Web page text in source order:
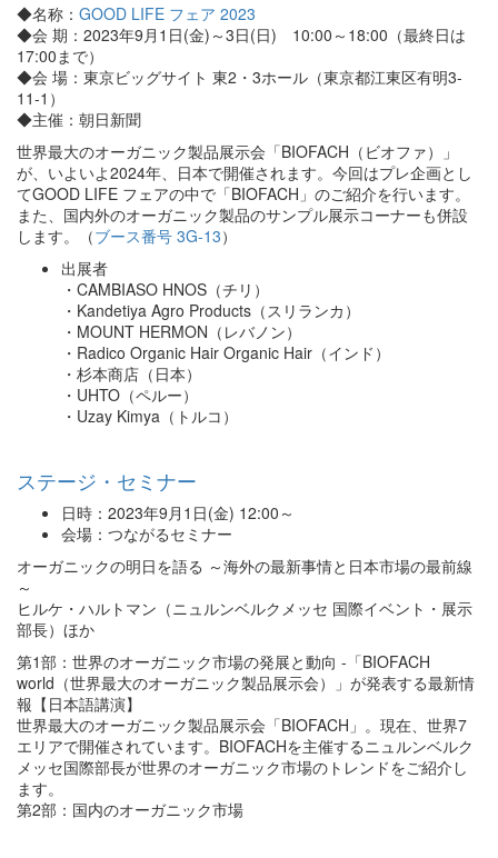
◆名称： GOOD LIFE フェア 2023
◆会 期：2023年9月1日(金)～3日(日) 10:00～18:00（最終日は
17:00まで）
◆会 場：東京ビッグサイト 東2・3ホール（東京都江東区有明3-
11-1）
◆主催：朝日新聞
世界最大のオーガニック製品展示会「BIOFACH（ビオファ）」
が、いよいよ2024年、日本で開催されます。今回はプレ企画とし
てGOOD LIFE フェアの中で「BIOFACH」のご紹介を行います。
また、国内外のオーガニック製品のサンプル展示コーナーも併設
します。（ブース番号 3G-13）
出展者
・CAMBIASO HNOS（チリ）
・Kandetiya Agro Products（スリランカ）
・MOUNT HERMON（レバノン）
・Radico Organic Hair Organic Hair（インド）
・杉本商店（日本）
・UHTO（ペルー）
・Uzay Kimya（トルコ）
ステージ・セミナー
日時：2023年9月1日(金) 12:00～
会場：つながるセミナー
オーガニックの明日を語る ～海外の最新事情と日本市場の最前線
～
ヒルケ・ハルトマン（ニュルンベルクメッセ 国際イベント・展示
部長）ほか
第1部：世界のオーガニック市場の発展と動向 -「BIOFACH
world（世界最大のオーガニック製品展示会）」が発表する最新情
報【日本語講演】
世界最大のオーガニック製品展示会「BIOFACH」。現在、世界7
エリアで開催されています。BIOFACHを主催するニュルンベルク
メッセ国際部長が世界のオーガニック市場のトレンドをご紹介し
ます。
第2部：国内のオーガニック市場